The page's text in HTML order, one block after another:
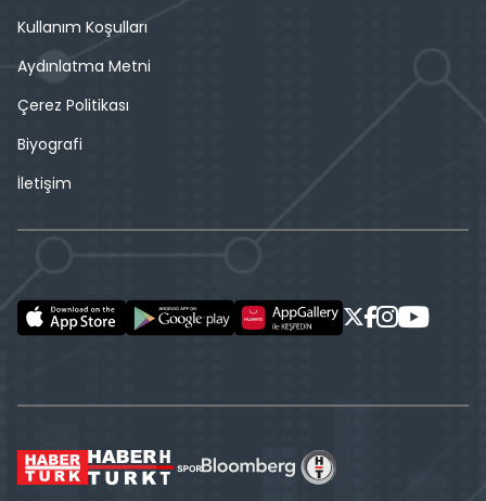
Kullanım Koşulları
Aydınlatma Metni
Çerez Politikası
Biyografi
İletişim